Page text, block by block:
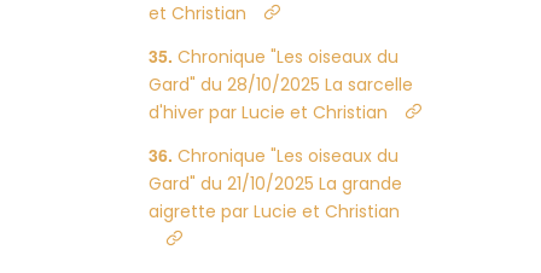
et Christian
Chronique "Les oiseaux du
Gard" du 28/10/2025 La sarcelle
d'hiver par Lucie et Christian
Chronique "Les oiseaux du
Gard" du 21/10/2025 La grande
aigrette par Lucie et Christian